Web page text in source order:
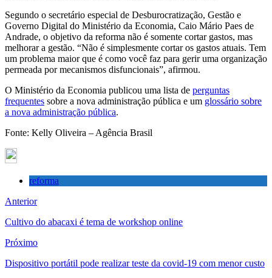
Segundo o secretário especial de Desburocratização, Gestão e
Governo Digital do Ministério da Economia, Caio Mário Paes de
Andrade, o objetivo da reforma não é somente cortar gastos, mas
melhorar a gestão. “Não é simplesmente cortar os gastos atuais. Tem
um problema maior que é como você faz para gerir uma organização
permeada por mecanismos disfuncionais”, afirmou.
O Ministério da Economia publicou uma lista de perguntas
frequentes sobre a nova administração pública e um glossário sobre
a nova administração pública.
Fonte: Kelly Oliveira – Agência Brasil
reforma
Anterior
Cultivo do abacaxi é tema de workshop online
Próximo
Dispositivo portátil pode realizar teste da covid-19 com menor custo